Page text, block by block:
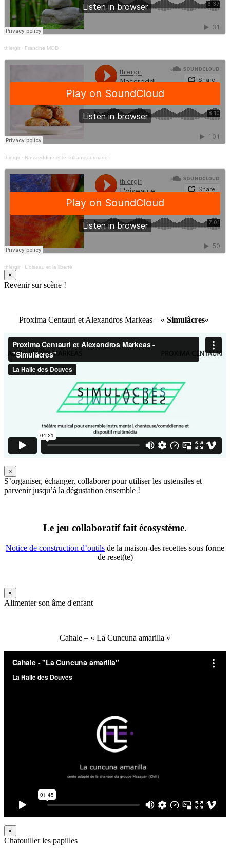
thiergir · Francine MOD
thiergir · Nassreddine et le sultan gourmand
thiergir · L'oiseau et la liberté
×
Revenir sur scène !
Proxima Centauri et Alexandros Markeas – « Simulâcres«
×
S’organiser, échanger, collaborer pour utiliser les ustensiles et
parvenir jusqu’à la dégustation ensemble !
Le jeu collaboratif fait écosystème.
Notice de construction d’outils de la maison-des recettes sous forme
de reset(te)
×
Alimenter son âme d'enfant
Cahale – « La Cuncuna amarilla »
×
Chatouiller les papilles